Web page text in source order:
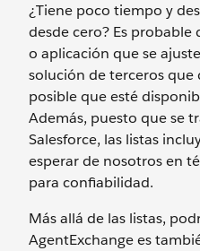
¿Tiene poco tiempo y
desde cero? Es
o aplicación que se
solución de terceros que
posible que esté
Además, puesto que se
Salesforce, las listas
esperar de nosotros en
para confiabilidad.
Más allá de las listas,
AgentExchange es